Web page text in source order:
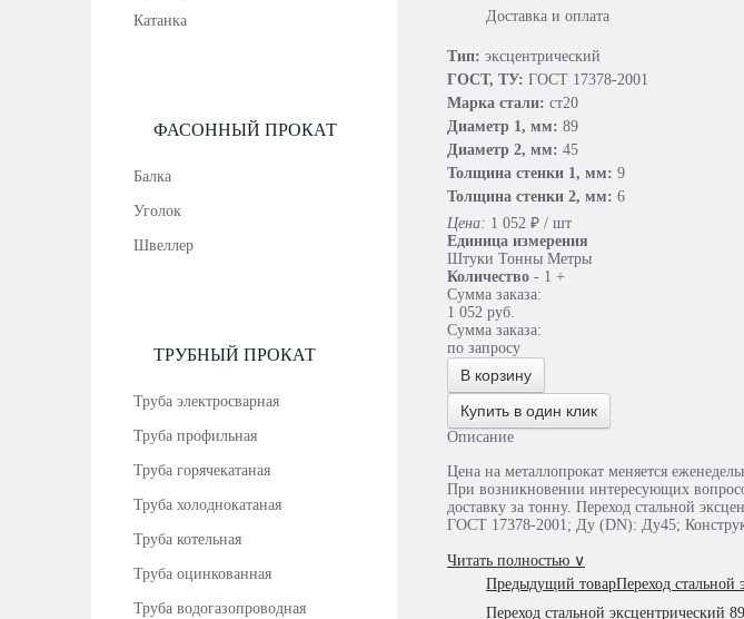
Катанка
ФАСОННЫЙ ПРОКАТ
Балка
Уголок
Швеллер
ТРУБНЫЙ ПРОКАТ
Труба электросварная
Труба профильная
Труба горячекатаная
Труба холоднокатаная
Труба котельная
Труба оцинкованная
Труба водогазопроводная
Доставка и оплата
Тип: эксцентрический
ГОСТ, ТУ: ГОСТ 17378-2001
Марка стали: ст20
Диаметр 1, мм: 89
Диаметр 2, мм: 45
Толщина стенки 1, мм: 9
Толщина стенки 2, мм: 6
Цена: 1 052 ₽ / шт
Единица измерения
Штуки Тонны Метры
Количество - 1 +
Сумма заказа:
1 052 руб.
Сумма заказа:
по запросу
В корзину
Купить в один клик
Описание
Цена на металлопрокат меняется еженедельное,
При возникновении интересующих
доставку за тонну. Переход стальной
ГОСТ 17378-2001; Ду (DN): Ду45;
Читать полностью ∨
Предыдущий товарПереход
Переход стальной эксцентрический